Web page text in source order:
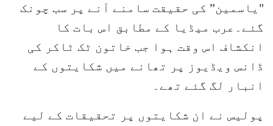
"یاسمین” کی حقیقت سامنے آنے پر سب چونک
گئے۔عرب میڈیا کے مطابق اس بات کا
انکشاف اس وقت ہوا جب خاتون ٹک ٹاکر کی
ڈانس ویڈیوز پر تھانے میں شکایتوں کے
انبار لگ گئے تھے۔
پولیس نے ان شکایتوں پر تحقیقات کے لیے